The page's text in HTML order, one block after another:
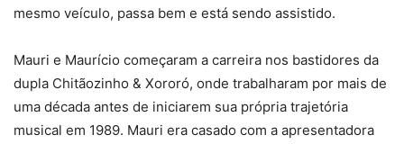
mesmo veículo, passa bem e está sendo assistido.
Mauri e Maurício começaram a carreira nos bastidores da
dupla Chitãozinho & Xororó, onde trabalharam por mais de
uma década antes de iniciarem sua própria trajetória
musical em 1989. Mauri era casado com a apresentadora